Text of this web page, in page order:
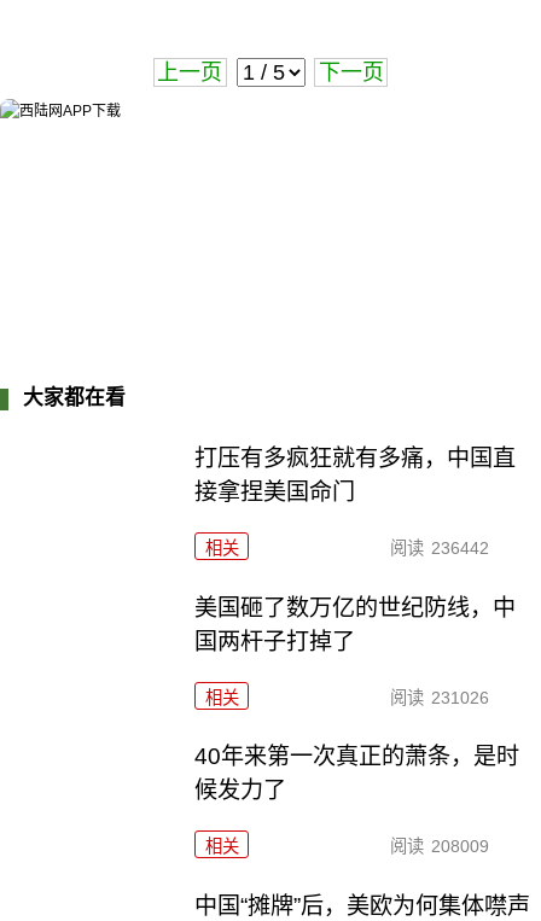
上一页 下一页
大家都在看
打压有多疯狂就有多痛，中国直
接拿捏美国命门
相关 阅读 236442
美国砸了数万亿的世纪防线，中
国两杆子打掉了
相关 阅读 231026
40年来第一次真正的萧条，是时
候发力了
相关 阅读 208009
中国“摊牌”后，美欧为何集体噤声